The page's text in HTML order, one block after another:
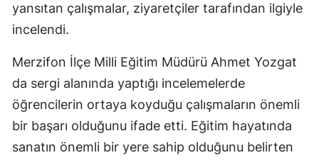
yansıtan çalışmalar, ziyaretçiler tarafından ilgiyle
incelendi.
Merzifon İlçe Milli Eğitim Müdürü Ahmet Yozgat
da sergi alanında yaptığı incelemelerde
öğrencilerin ortaya koyduğu çalışmaların önemli
bir başarı olduğunu ifade etti. Eğitim hayatında
sanatın önemli bir yere sahip olduğunu belirten